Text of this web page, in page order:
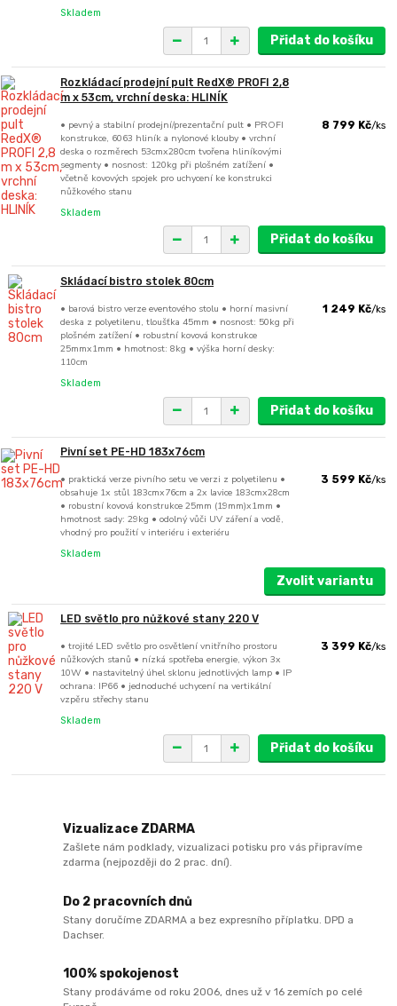
Skladem
Přidat do košíku
Rozkládací prodejní pult RedX® PROFI 2,8
m x 53cm, vrchní deska: HLINÍK
• pevný a stabilní prodejní/prezentační pult • PROFI
konstrukce, 6063 hliník a nylonové klouby • vrchní
deska o rozměrech 53cmx280cm tvořena hliníkovými
segmenty • nosnost: 120kg při plošném zatížení •
včetně kovových spojek pro uchycení ke konstrukci
nůžkového stanu
8 799 Kč/ks
Skladem
Přidat do košíku
Skládací bistro stolek 80cm
• barová bistro verze eventového stolu • horní masivní
deska z polyetilenu, tloušťka 45mm • nosnost: 50kg při
plošném zatížení • robustní kovová konstrukce
25mmx1mm • hmotnost: 8kg • výška horní desky:
110cm
1 249 Kč/ks
Skladem
Přidat do košíku
Pivní set PE-HD 183x76cm
• praktická verze pivního setu ve verzi z polyetilenu •
obsahuje 1x stůl 183cmx76cm a 2x lavice 183cmx28cm
• robustní kovová konstrukce 25mm (19mm)x1mm •
hmotnost sady: 29kg • odolný vůči UV záření a vodě,
vhodný pro použití v interiéru i exteriéru
3 599 Kč/ks
Skladem
Zvolit variantu
LED světlo pro nůžkové stany 220 V
• trojité LED světlo pro osvětlení vnitřního prostoru
nůžkových stanů • nízká spotřeba energie, výkon 3x
10W • nastavitelný úhel sklonu jednotlivých lamp • IP
ochrana: IP66 • jednoduché uchycení na vertikální
vzpěru střechy stanu
3 399 Kč/ks
Skladem
Přidat do košíku
Vizualizace ZDARMA
Zašlete nám podklady, vizualizaci potisku pro vás připravíme
zdarma (nejpozději do 2 prac. dní).
Do 2 pracovních dnů
Stany doručíme ZDARMA a bez expresního příplatku. DPD a
Dachser.
100% spokojenost
Stany prodáváme od roku 2006, dnes už v 16 zemích po celé